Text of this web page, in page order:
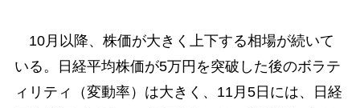
10月以降、株価が大きく上下する相場が続いて
いる。日経平均株価が5万円を突破した後のボラテ
ィリティ（変動率）は大きく、11月5日には、日経